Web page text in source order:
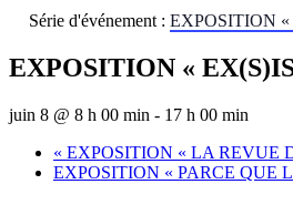
Série d'événement : EXPOSITION
EXPOSITION «
juin 8 @ 8 h 00 min - 17 h 00 min
« EXPOSITION « LA REVUE
EXPOSITION « PARCE QUE